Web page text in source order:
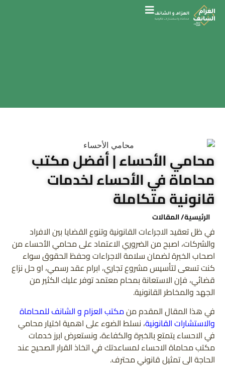
محامي الأحساء | أفضل مكتب
محاماة في الأحساء لخدمات
قانونية متكاملة
الرئيسية/ المقالات
في ظل تعقيد الاجراءات القانونية وتنوع القضايا بين الافراد
والشركات، اصبح من الضروري الاعتماد على محامي الأحساء من
اصحاب الخبرة لضمان سلامة الاجراءات وحفظ الحقوق سواء
كنت تسعى لتأسيس مشروع تجاري، ابرام عقد رسمي، او حل نزاع
قضائي، فإن الاستعانة بمحام معتمد توفر عليك الكثير من
الجهد والمخاطر القانونية.
في هذا المقال المقدم منمكتب العزام و الشانف للمحاماة
والاستشارات القانونية، نسلط الضوء على اهمية اختيار محامي
في الاحساء يتمتع بالخبرة والكفاءة، ونستعرض ابرز خدمات
مكتب محاماة الاحساء لمساعدتك في اتخاذ القرار الصحيح عند
الحاجة الى تمثيل قانوني محترف.